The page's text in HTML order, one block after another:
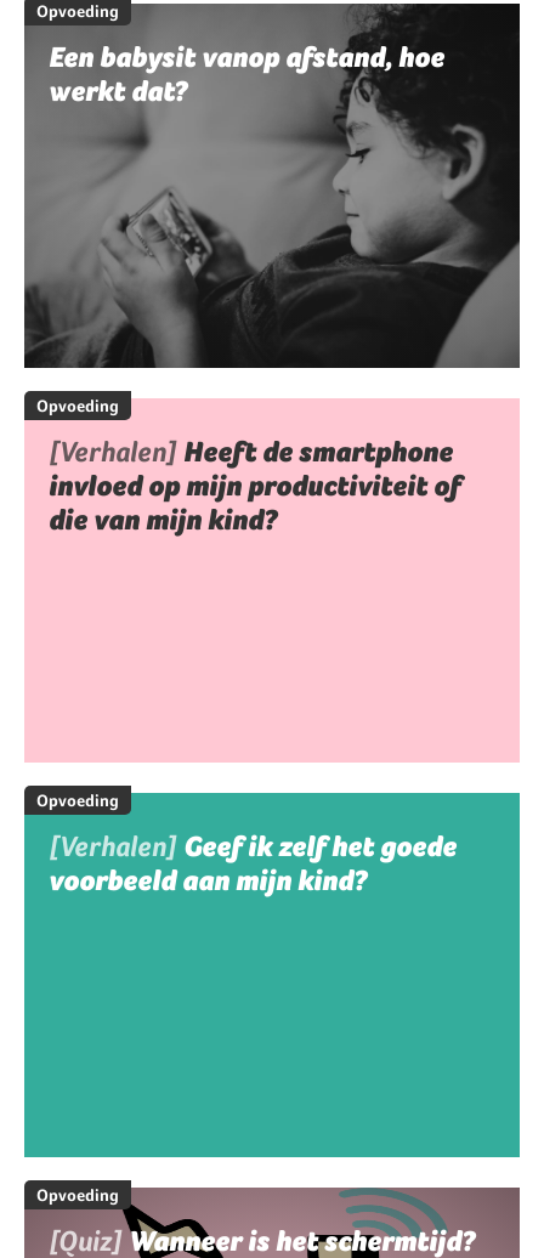
Opvoeding
Een babysit vanop afstand, hoe
werkt dat?
Opvoeding
[Verhalen] Heeft de smartphone
invloed op mijn productiviteit of
die van mijn kind?
Opvoeding
[Verhalen] Geef ik zelf het goede
voorbeeld aan mijn kind?
Opvoeding
[Quiz] Wanneer is het schermtijd?